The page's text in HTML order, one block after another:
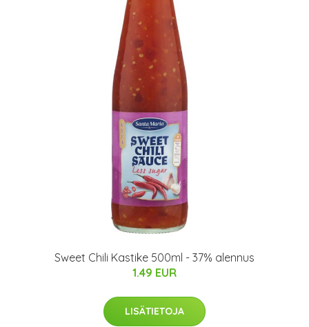
Sweet Chili Kastike 500ml - 37% alennus
1.49 EUR
LISÄTIETOJA